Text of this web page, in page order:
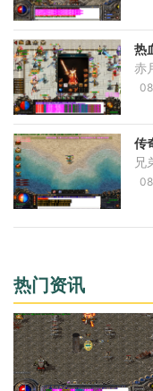
热
传
热门资讯